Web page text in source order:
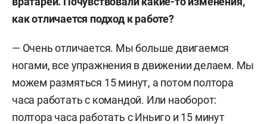
как отличается подход к работе?
— Очень отличается. Мы больше двигаемся
ногами, все упражнения в движении делаем. Мы
можем размяться 15 минут, а потом полтора
часа работать с командой. Или наоборот:
полтора часа работать с Иньиго и 15 минут